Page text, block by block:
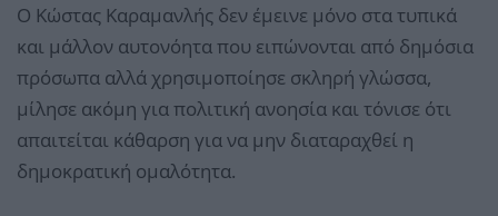
Ο Κώστας Καραμανλής δεν έμεινε μόνο στα τυπικά
και μάλλον αυτονόητα που ειπώνονται από δημόσια
πρόσωπα αλλά χρησιμοποίησε σκληρή γλώσσα,
μίλησε ακόμη για πολιτική ανοησία και τόνισε ότι
απαιτείται κάθαρση για να μην διαταραχθεί η
δημοκρατική ομαλότητα.